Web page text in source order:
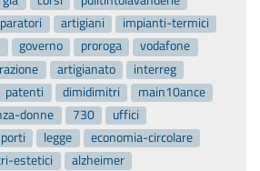
artigiani
impianti-termici
governo proroga
vodafone
artigianato
interreg
patenti dimidimitri
main10ance
donne 730
uffici
legge
economia-circolare
estetici
alzheimer